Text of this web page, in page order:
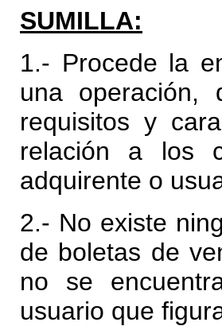
SUMILLA:
1.- Procede la
una operación,
requisitos y
relación a los
adquirente o
2.- No existe
de boletas de
no se
usuario que